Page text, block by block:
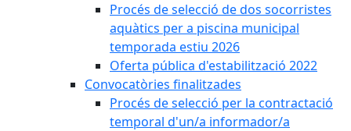
Procés de selecció de dos socorristes
aquàtics per a piscina municipal
temporada estiu 2026
Oferta pública d'estabilització 2022
Convocatòries finalitzades
Procés de selecció per la contractació
temporal d'un/a informador/a